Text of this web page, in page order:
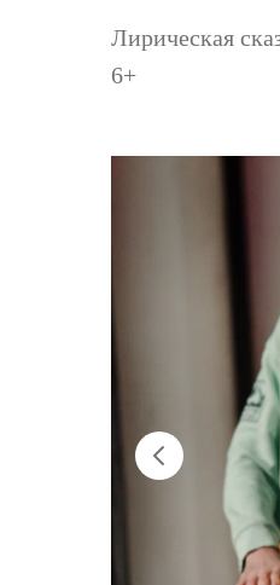
Лирическая
6+